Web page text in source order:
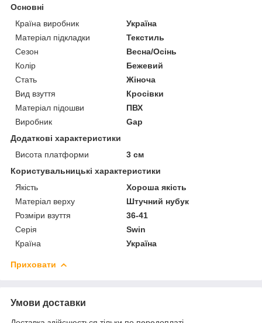
Основні
Країна виробник
Україна
Матеріал підкладки
Текстиль
Сезон
Весна/Осінь
Колір
Бежевий
Стать
Жіноча
Вид взуття
Кросівки
Матеріал підошви
ПВХ
Виробник
Gap
Додаткові характеристики
Висота платформи
3 см
Користувальницькі характеристики
Якість
Хороша якість
Матеріал верху
Штучний нубук
Розміри взуття
36-41
Серія
Swin
Країна
Україна
Приховати
Умови доставки